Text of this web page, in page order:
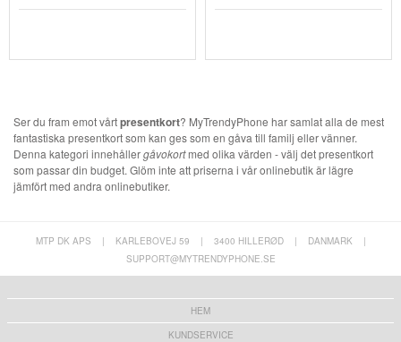
Ser du fram emot vårtpresentkort? MyTrendyPhone har samlat alla de mest
fantastiska presentkort som kan ges som en gåva till familj eller vänner.
Denna kategori innehållergåvokortmed olika värden - välj det presentkort
som passar din budget. Glöm inte att priserna i vår onlinebutik är lägre
jämfört med andra onlinebutiker.
MTP DK APS | KARLEBOVEJ 59 | 3400 HILLERØD | DANMARK
|
SUPPORT@MYTRENDYPHONE.SE
HEM
KUNDSERVICE